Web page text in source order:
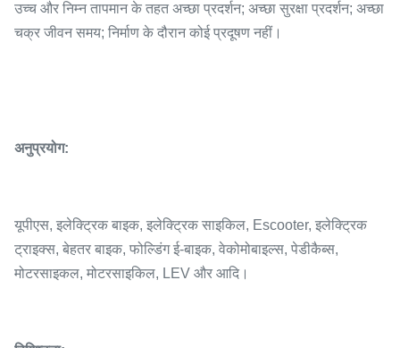
उच्च और निम्न तापमान के तहत अच्छा प्रदर्शन; अच्छा सुरक्षा प्रदर्शन; अच्छा
चक्र जीवन समय; निर्माण के दौरान कोई प्रदूषण नहीं।
अनुप्रयोग:
यूपीएस, इलेक्ट्रिक बाइक, इलेक्ट्रिक साइकिल, Escooter, इलेक्ट्रिक
ट्राइक्स, बेहतर बाइक, फोल्डिंग ई-बाइक, वेकोमोबाइल्स, पेडीकैब्स,
मोटरसाइकल, मोटरसाइकिल, LEV और आदि।